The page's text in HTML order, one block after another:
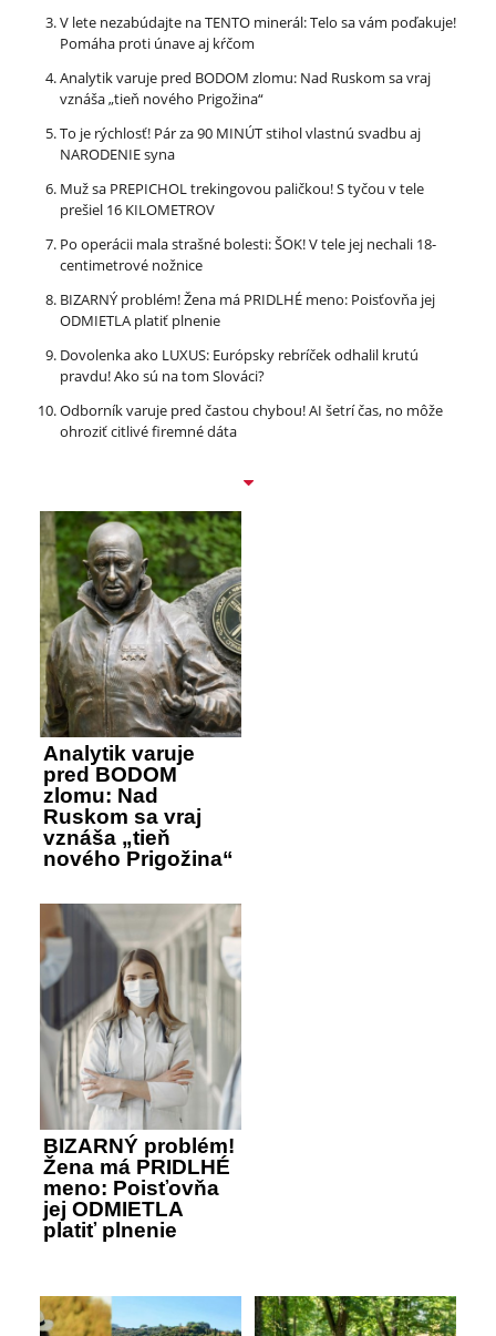
V lete nezabúdajte na TENTO minerál: Telo sa vám poďakuje!
Pomáha proti únave aj kŕčom
Analytik varuje pred BODOM zlomu: Nad Ruskom sa vraj
vznáša „tieň nového Prigožina“
To je rýchlosť! Pár za 90 MINÚT stihol vlastnú svadbu aj
NARODENIE syna
Muž sa PREPICHOL trekingovou paličkou! S tyčou v tele
prešiel 16 KILOMETROV
Po operácii mala strašné bolesti: ŠOK! V tele jej nechali 18-
centimetrové nožnice
BIZARNÝ problém! Žena má PRIDLHÉ meno: Poisťovňa jej
ODMIETLA platiť plnenie
Dovolenka ako LUXUS: Európsky rebríček odhalil krutú
pravdu! Ako sú na tom Slováci?
Odborník varuje pred častou chybou! AI šetrí čas, no môže
ohroziť citlivé firemné dáta
Analytik varuje
pred BODOM
zlomu: Nad
Ruskom sa vraj
vznáša „tieň
nového Prigožina“
BIZARNÝ problém!
Žena má PRIDLHÉ
meno: Poisťovňa
jej ODMIETLA
platiť plnenie